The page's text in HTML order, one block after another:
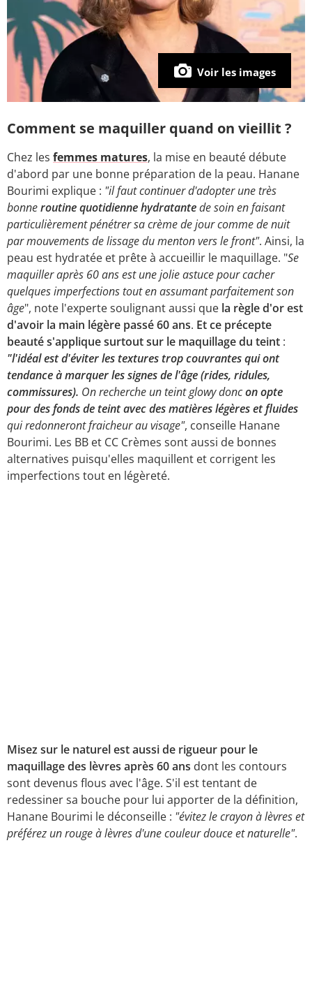
Voir les images
Comment se maquiller quand on vieillit ?
Chez les femmes matures, la mise en beauté débute
d'abord par une bonne préparation de la peau. Hanane
Bourimi explique : "il faut continuer d'adopter une très
bonneroutine quotidienne hydratantede soin en faisant
particulièrement pénétrer sa crème de jour comme de nuit
par mouvements de lissage du menton vers le front". Ainsi, la
peau est hydratée et prête à accueillir le maquillage. "Se
maquiller après 60 ans est une jolie astuce pour cacher
quelques imperfections tout en assumant parfaitement son
âge", note l'experte soulignant aussi que la règle d'or est
d'avoir la main légère passé 60 ans. Et ce précepte
beauté s'applique surtout sur le maquillage du teint :
"l'idéal est d'éviter les textures trop couvrantes qui ont
tendance à marquer les signes de l'âge (rides, ridules,
commissures). On recherche un teint glowy doncon opte
pour des fonds de teint avec des matières légères et fluides
qui redonneront fraicheur au visage", conseille Hanane
Bourimi. Les BB et CC Crèmes sont aussi de bonnes
alternatives puisqu'elles maquillent et corrigent les
imperfections tout en légèreté.
Misez sur le naturel est aussi de rigueur pour le
maquillage des lèvres après 60 ans dont les contours
sont devenus flous avec l'âge. S'il est tentant de
redessiner sa bouche pour lui apporter de la définition,
Hanane Bourimi le déconseille : "évitez le crayon à lèvres et
préférez un rouge à lèvres d'une couleur douce et naturelle".